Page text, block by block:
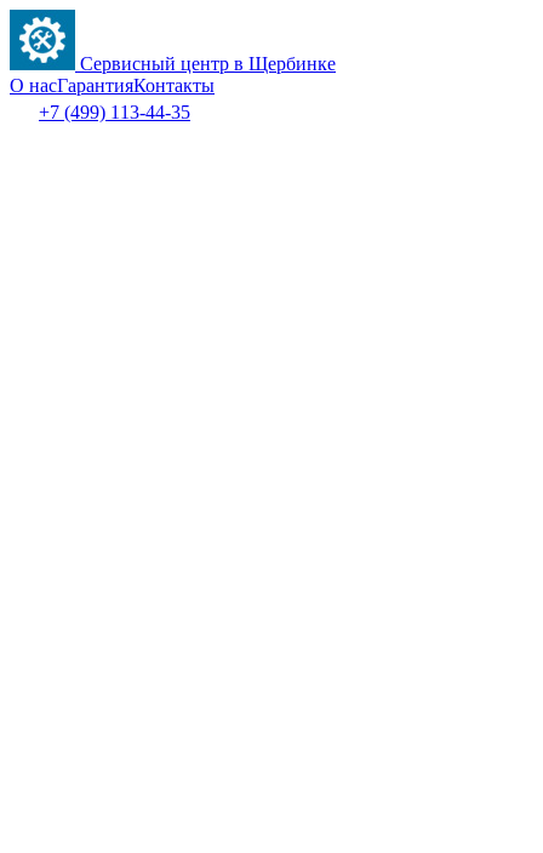
Сервисный центр в Щербинке
О насГарантияКонтакты
+7 (499) 113-44-35